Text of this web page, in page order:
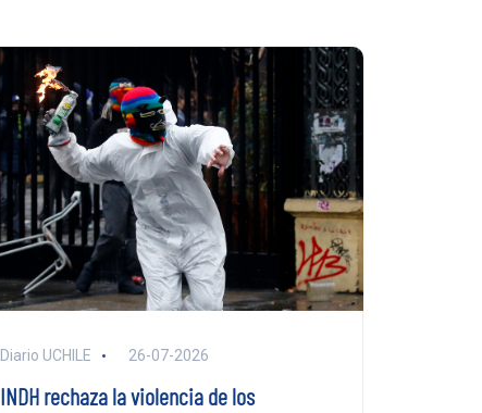
Diario UCHILE 26-07-2026
INDH rechaza la violencia de los